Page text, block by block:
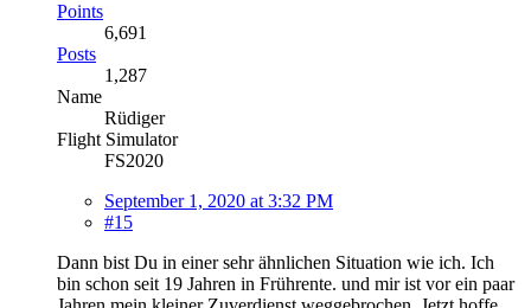
Points
6,691
Posts
1,287
Name
Rüdiger
Flight Simulator
FS2020
September 1, 2020 at 3:32 PM
#15
Dann bist Du in einer sehr ähnlichen Situation wie ich. Ich
bin schon seit 19 Jahren in Frührente. und mir ist vor ein paar